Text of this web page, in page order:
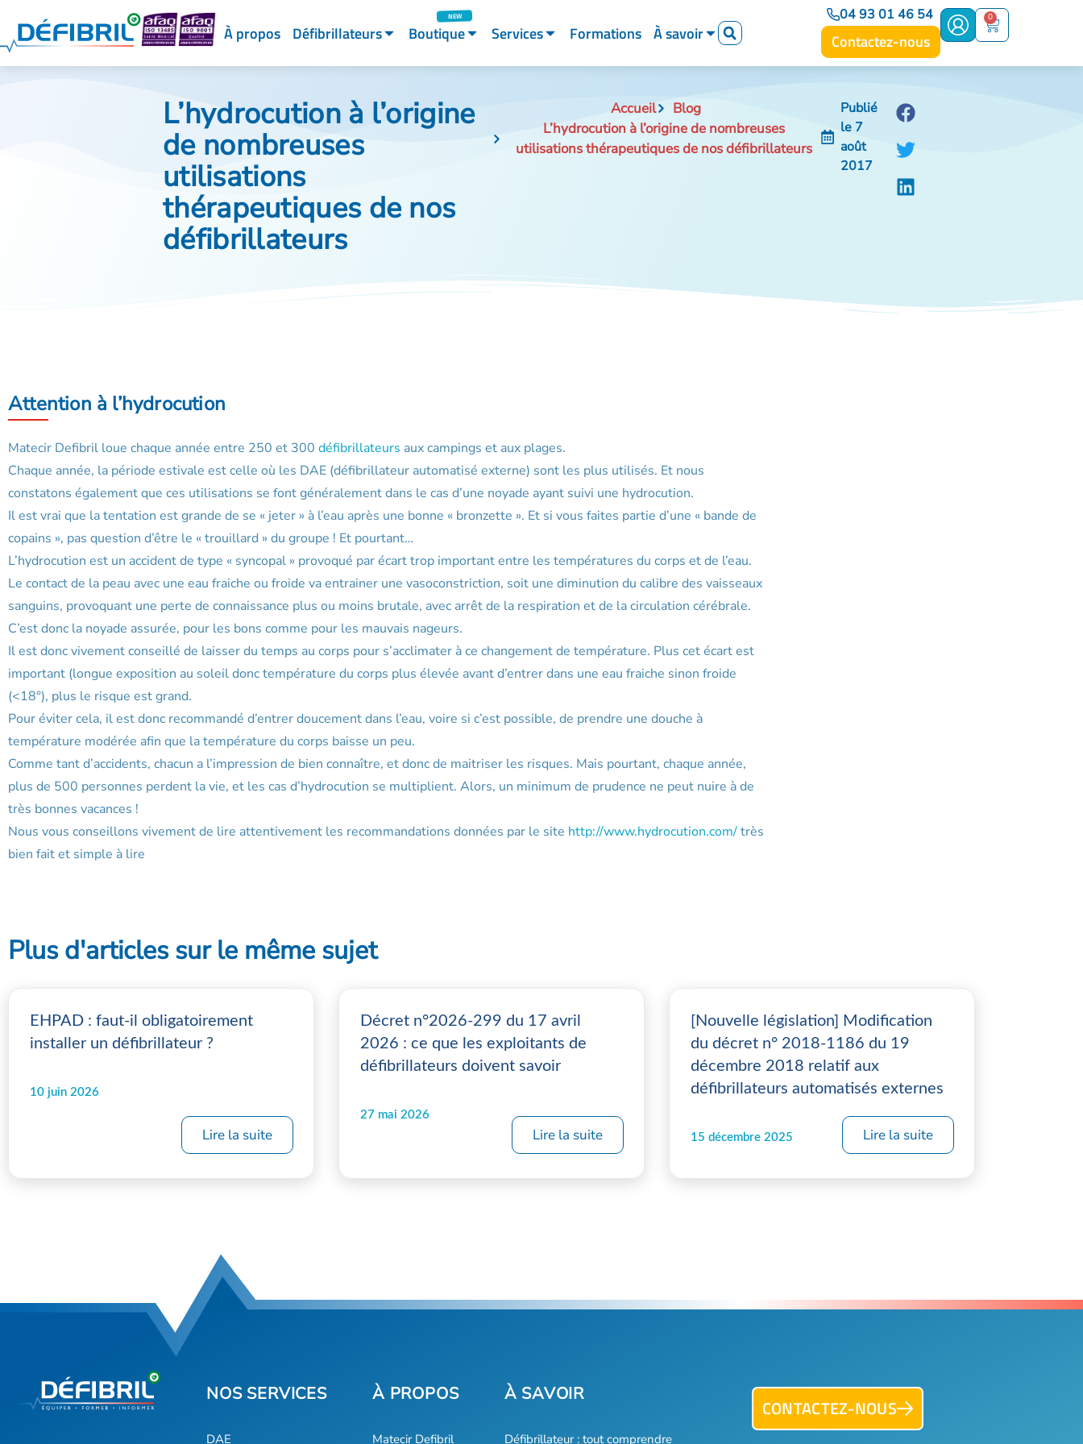
À propos Défibrillateurs Boutique Services Formations À savoir
04 93 01 46 54
Contactez-nous
0
L’hydrocution à l’origine
de nombreuses
utilisations
thérapeutiques de nos
défibrillateurs
Accueil
Blog
L’hydrocution à l’origine de nombreuses
utilisations thérapeutiques de nos défibrillateurs
Publié
le 7
août
2017
Attention à l’hydrocution
Matecir Defibril loue chaque année entre 250 et 300 défibrillateurs aux campings et aux plages.
Chaque année, la période estivale est celle où les DAE (défibrillateur automatisé externe) sont les plus utilisés. Et nous
constatons également que ces utilisations se font généralement dans le cas d’une noyade ayant suivi une hydrocution.
Il est vrai que la tentation est grande de se « jeter » à l’eau après une bonne « bronzette ». Et si vous faites partie d’une « bande de
copains », pas question d’être le « trouillard » du groupe ! Et pourtant…
L’hydrocution est un accident de type « syncopal » provoqué par écart trop important entre les températures du corps et de l’eau.
Le contact de la peau avec une eau fraiche ou froide va entrainer une vasoconstriction, soit une diminution du calibre des vaisseaux
sanguins, provoquant une perte de connaissance plus ou moins brutale, avec arrêt de la respiration et de la circulation cérébrale.
C’est donc la noyade assurée, pour les bons comme pour les mauvais nageurs.
Il est donc vivement conseillé de laisser du temps au corps pour s’acclimater à ce changement de température. Plus cet écart est
important (longue exposition au soleil donc température du corps plus élevée avant d’entrer dans une eau fraiche sinon froide
(<18°), plus le risque est grand.
Pour éviter cela, il est donc recommandé d’entrer doucement dans l’eau, voire si c’est possible, de prendre une douche à
température modérée afin que la température du corps baisse un peu.
Comme tant d’accidents, chacun a l’impression de bien connaître, et donc de maitriser les risques. Mais pourtant, chaque année,
plus de 500 personnes perdent la vie, et les cas d’hydrocution se multiplient. Alors, un minimum de prudence ne peut nuire à de
très bonnes vacances !
Nous vous conseillons vivement de lire attentivement les recommandations données par le site http://www.hydrocution.com/très
bien fait et simple à lire
Plus d'articles sur le même sujet
EHPAD : faut-il obligatoirement
installer un défibrillateur ?
10 juin 2026
Lire la suite
Décret n°2026-299 du 17 avril
2026 : ce que les exploitants de
défibrillateurs doivent savoir
27 mai 2026
Lire la suite
[Nouvelle législation] Modification
du décret n° 2018-1186 du 19
décembre 2018 relatif aux
défibrillateurs automatisés externes
15 décembre 2025 Lire la suite
DAE Matecir Defibril Défibrillateur : tout comprendre
CONTACTEZ-NOUS